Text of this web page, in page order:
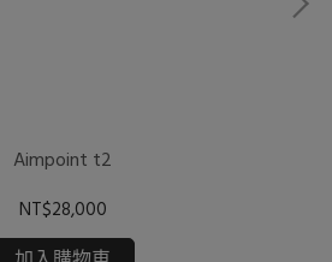
Aimpoint t2
NT$28,000